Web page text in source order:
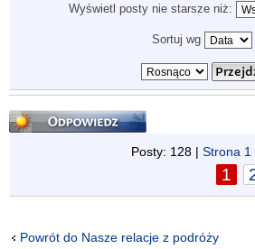
Wyświetl posty nie starsze niż:
Sortuj wg
Odpowiedz
Posty: 128 | Strona 1
1
Powrót do Nasze relacje z podróży